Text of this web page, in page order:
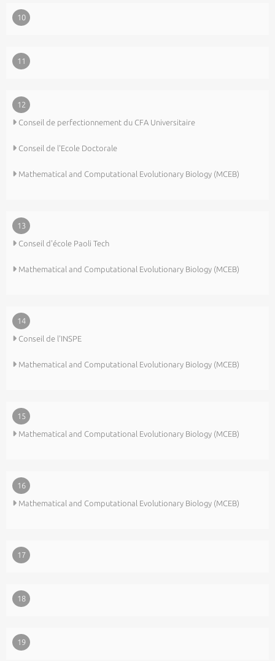
10
11
12
Conseil de perfectionnement du CFA Universitaire
Conseil de l'Ecole Doctorale
Mathematical and Computational Evolutionary Biology (MCEB)
13
Conseil d'école Paoli Tech
Mathematical and Computational Evolutionary Biology (MCEB)
14
Conseil de l'INSPE
Mathematical and Computational Evolutionary Biology (MCEB)
15
Mathematical and Computational Evolutionary Biology (MCEB)
16
Mathematical and Computational Evolutionary Biology (MCEB)
17
18
19